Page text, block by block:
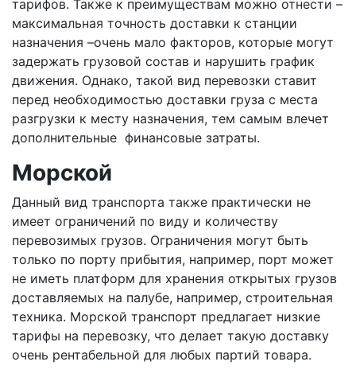
тарифов. Также к преимуществам можно отнести –
максимальная точность доставки к станции
назначения –очень мало факторов, которые могут
задержать грузовой состав и нарушить график
движения. Однако, такой вид перевозки ставит
перед необходимостью доставки груза с места
разгрузки к месту назначения, тем самым влечет
дополнительные финансовые затраты.
Морской
Данный вид транспорта также практически не
имеет ограничений по виду и количеству
перевозимых грузов. Ограничения могут быть
только по порту прибытия, например, порт может
не иметь платформ для хранения открытых грузов
доставляемых на палубе, например, строительная
техника. Морской транспорт предлагает низкие
тарифы на перевозку, что делает такую доставку
очень рентабельной для любых партий товара.